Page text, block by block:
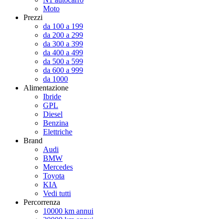
Moto
Prezzi
da 100 a 199
da 200 a 299
da 300 a 399
da 400 a 499
da 500 a 599
da 600 a 999
da 1000
Alimentazione
Ibride
GPL
Diesel
Benzina
Elettriche
Brand
Audi
BMW
Mercedes
Toyota
KIA
Vedi tutti
Percorrenza
10000 km annui